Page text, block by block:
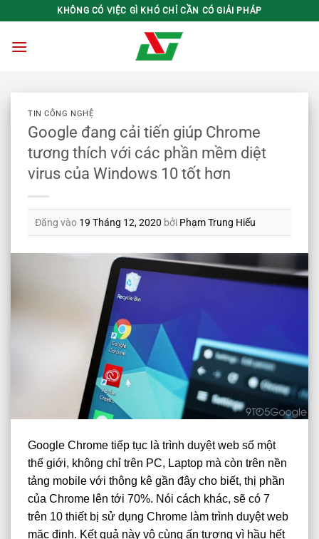
qua
nội
KHÔNG CÓ VIỆC GÌ KHÓ CHỈ CẦN CÓ GIẢI PHÁP
TIN CÔNG NGHỆ
Google đang cải tiến giúp Chrome
tương thích với các phần mềm diệt
virus của Windows 10 tốt hơn
Đăng vào 19 Tháng 12, 2020 bởi Phạm Trung Hiếu
Google Chrome tiếp tục là trình duyệt web số một
thế giới, không chỉ trên PC, Laptop mà còn trên nền
tảng mobile với thông kê gần đây cho biết, thị phần
của Chrome lên tới 70%. Nói cách khác, sẽ có 7
trên 10 thiết bị sử dụng Chrome làm trình duyệt web
mặc định. Kết quả này vô cùng ấn tượng vì hầu hết